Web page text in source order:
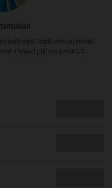
berbagai Topik sesuai minat
Thread pilihan KASKUS.